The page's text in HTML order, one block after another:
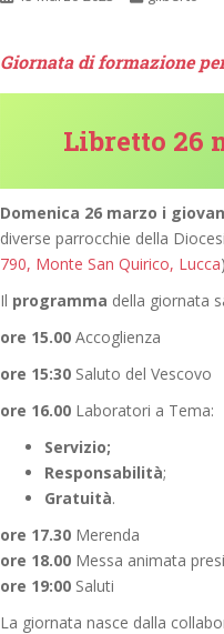
Giornata di formazione
Libretto 26
Domenica 26 marzo i
diverse parrocchie della
790, Monte San Quirico, Lucca
Il programma della giornata
ore 15.00 Accoglienza
ore 15:30 Saluto del Vescovo
ore 16.00 Laboratori a Tema:
Servizio;
Responsabilità;
Gratuità.
ore 17.30 Merenda
ore 18.00 Messa animata
ore 19:00 Saluti
La giornata nasce dalla